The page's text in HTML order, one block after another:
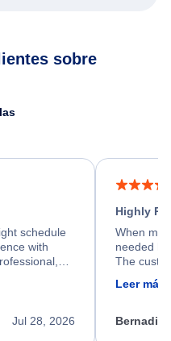
sobre
schedule
with
the
and
Jul 28, 2026
Highly
When my
needed
The
calm,
Leer más